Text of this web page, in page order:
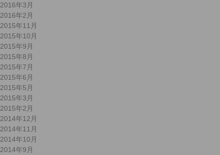
2016年3月
2016年2月
2015年11月
2015年10月
2015年9月
2015年8月
2015年7月
2015年6月
2015年5月
2015年3月
2015年2月
2014年12月
2014年11月
2014年10月
2014年9月